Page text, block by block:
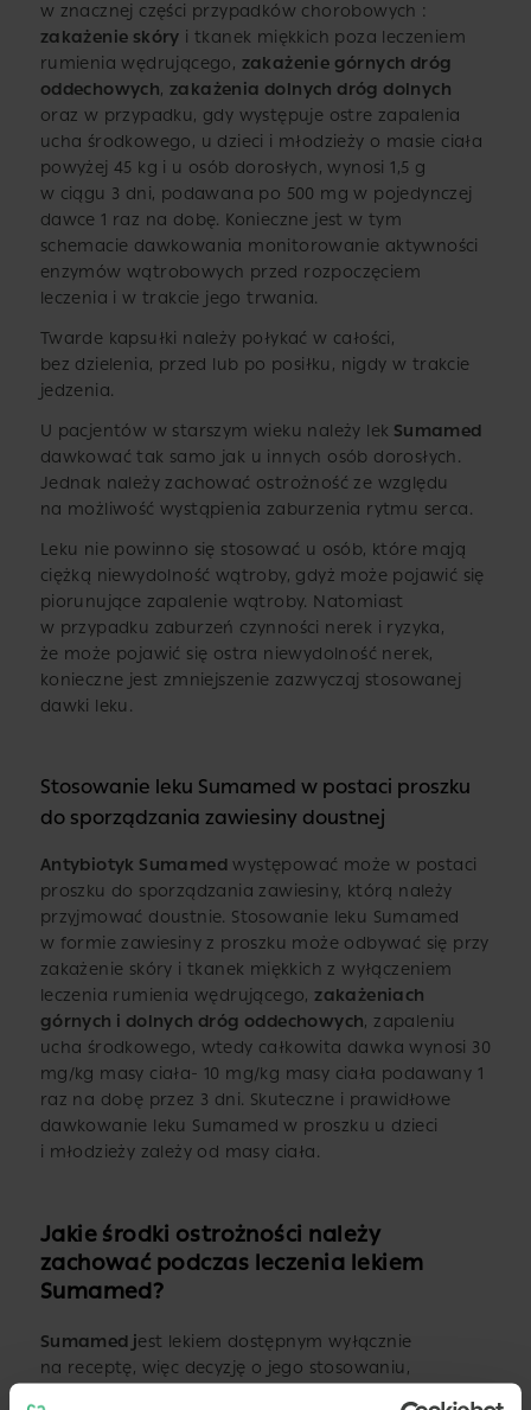
w znacznej części przypadków chorobowych :
zakażenie skóry i tkanek miękkich poza leczeniem
rumienia wędrującego, zakażenie górnych dróg
oddechowych, zakażenia dolnych dróg dolnych
oraz w przypadku, gdy występuje ostre zapalenia
ucha środkowego, u dzieci i młodzieży o masie ciała
powyżej 45 kg i u osób dorosłych, wynosi 1,5 g
w ciągu 3 dni, podawana po 500 mg w pojedynczej
dawce 1 raz na dobę. Konieczne jest w tym
schemacie dawkowania monitorowanie aktywności
enzymów wątrobowych przed rozpoczęciem
leczenia i w trakcie jego trwania.
Twarde kapsułki należy połykać w całości,
bez dzielenia, przed lub po posiłku, nigdy w trakcie
jedzenia.
U pacjentów w starszym wieku należy lek Sumamed
dawkować tak samo jak u innych osób dorosłych.
Jednak należy zachować ostrożność ze względu
na możliwość wystąpienia zaburzenia rytmu serca.
Leku nie powinno się stosować u osób, które mają
ciężką niewydolność wątroby, gdyż może pojawić się
piorunujące zapalenie wątroby. Natomiast
w przypadku zaburzeń czynności nerek i ryzyka,
że może pojawić się ostra niewydolność nerek,
konieczne jest zmniejszenie zazwyczaj stosowanej
dawki leku.
Stosowanie leku Sumamed w postaci proszku
do sporządzania zawiesiny doustnej
Antybiotyk Sumamedwystępować może w postaci
proszku do sporządzania zawiesiny, którą należy
przyjmować doustnie. Stosowanie leku Sumamed
w formie zawiesiny z proszku może odbywać się przy
zakażenie skóry i tkanek miękkich z wyłączeniem
leczenia rumienia wędrującego,zakażeniach
górnych i dolnych dróg oddechowych, zapaleniu
ucha środkowego, wtedy całkowita dawka wynosi 30
mg/kg masy ciała- 10 mg/kg masy ciała podawany 1
raz na dobę przez 3 dni. Skuteczne i prawidłowe
dawkowanie leku Sumamed w proszku u dzieci
i młodzieży zależy od masy ciała.
Jakie środki ostrożności należy
zachować podczas leczenia lekiem
Sumamed?
Sumamed jest lekiem dostępnym wyłącznie
na receptę, więc decyzję o jego stosowaniu,